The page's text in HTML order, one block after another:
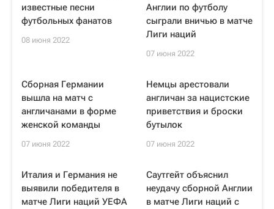
известные песни
футбольных фанатов
08 июня 2022
Англии по футболу
сыграли вничью в матче
Лиги наций
07 июня 2022
Сборная Германии
вышла на матч с
англичанами в форме
женской команды
07 июня 2022
Немцы арестовали
англичан за нацистские
приветствия и броски
бутылок
07 июня 2022
Италия и Германия не
выявили победителя в
матче Лиги наций УЕФА
Саутгейт объяснил
неудачу сборной Англии
в матче Лиги наций с